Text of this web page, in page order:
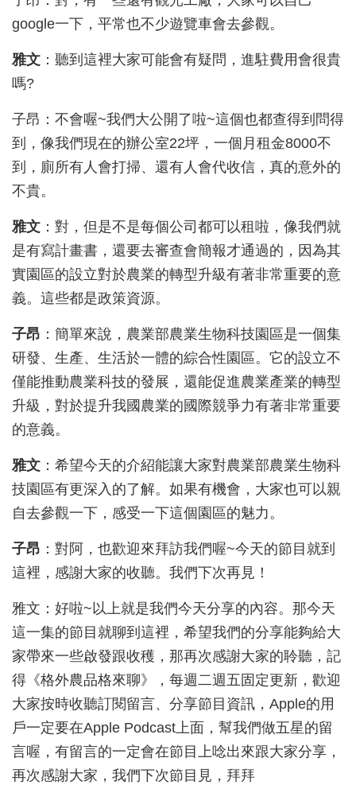
google一下，平常也不少遊覽車會去參觀。
雅文 ：聽到這裡大家可能會有疑問，進駐費用會很貴
嗎?
子昂：不會喔~我們大公開了啦~這個也都查得到問得
到，像我們現在的辦公室22坪，一個月租金8000不
到，廁所有人會打掃、還有人會代收信，真的意外的
不貴。
雅文 ：對，但是不是每個公司都可以租啦，像我們就
是有寫計畫書，還要去審查會簡報才通過的，因為其
實園區的設立對於農業的轉型升級有著非常重要的意
義。這些都是政策資源。
子昂 ：簡單來說，農業部農業生物科技園區是一個集
研發、生產、生活於一體的綜合性園區。它的設立不
僅能推動農業科技的發展，還能促進農業產業的轉型
升級，對於提升我國農業的國際競爭力有著非常重要
的意義。
雅文 ：希望今天的介紹能讓大家對農業部農業生物科
技園區有更深入的了解。如果有機會，大家也可以親
自去參觀一下，感受一下這個園區的魅力。
子昂 ：對阿，也歡迎來拜訪我們喔~今天的節目就到
這裡，感謝大家的收聽。我們下次再見！
雅文：好啦~以上就是我們今天分享的內容。那今天
這一集的節目就聊到這裡，希望我們的分享能夠給大
家帶來一些啟發跟收穫，那再次感謝大家的聆聽，記
得《格外農品格來聊》，每週二週五固定更新，歡迎
大家按時收聽訂閱留言、分享節目資訊，Apple的用
戶一定要在Apple Podcast上面，幫我們做五星的留
言喔，有留言的一定會在節目上唸出來跟大家分享，
再次感謝大家，我們下次節目見，拜拜